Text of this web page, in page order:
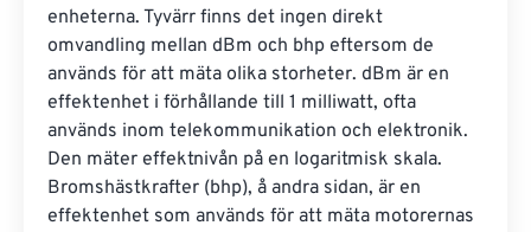
enheterna. Tyvärr finns det ingen direkt
omvandling mellan dBm och bhp eftersom de
används för att mäta olika storheter. dBm är en
effektenhet i förhållande till 1 milliwatt, ofta
används inom telekommunikation och elektronik.
Den mäter effektnivån på en logaritmisk skala.
Bromshästkrafter (bhp), å andra sidan, är en
effektenhet som används för att mäta motorernas